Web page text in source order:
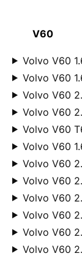
V60
Volvo V60
Volvo V60
Volvo V60
Volvo V60
Volvo V60
Volvo V60
Volvo V60
Volvo V60
Volvo V60
Volvo V60
Volvo V60
Volvo V60